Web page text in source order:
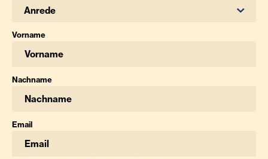
Anrede
Vorname
Nachname
Email